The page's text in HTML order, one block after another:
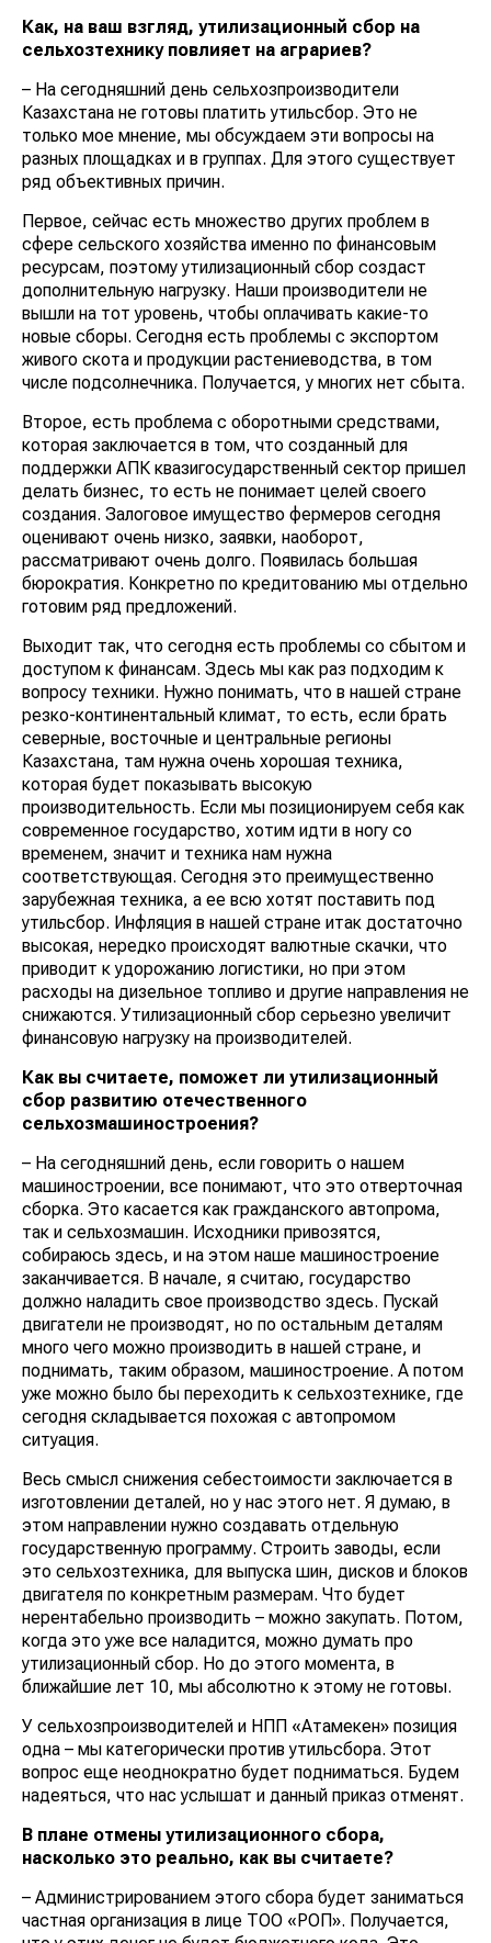
Как, на ваш взгляд, утилизационный сбор на
сельхозтехнику повлияет на аграриев?
– На сегодняшний день сельхозпроизводители
Казахстана не готовы платить утильсбор. Это не
только мое мнение, мы обсуждаем эти вопросы на
разных площадках и в группах. Для этого существует
ряд объективных причин.
Первое, сейчас есть множество других проблем в
сфере сельского хозяйства именно по финансовым
ресурсам, поэтому утилизационный сбор создаст
дополнительную нагрузку. Наши производители не
вышли на тот уровень, чтобы оплачивать какие-то
новые сборы. Сегодня есть проблемы с экспортом
живого скота и продукции растениеводства, в том
числе подсолнечника. Получается, у многих нет сбыта.
Второе, есть проблема с оборотными средствами,
которая заключается в том, что созданный для
поддержки АПК квазигосударственный сектор пришел
делать бизнес, то есть не понимает целей своего
создания. Залоговое имущество фермеров сегодня
оценивают очень низко, заявки, наоборот,
рассматривают очень долго. Появилась большая
бюрократия. Конкретно по кредитованию мы отдельно
готовим ряд предложений.
Выходит так, что сегодня есть проблемы со сбытом и
доступом к финансам. Здесь мы как раз подходим к
вопросу техники. Нужно понимать, что в нашей стране
резко-континентальный климат, то есть, если брать
северные, восточные и центральные регионы
Казахстана, там нужна очень хорошая техника,
которая будет показывать высокую
производительность. Если мы позиционируем себя как
современное государство, хотим идти в ногу со
временем, значит и техника нам нужна
соответствующая. Сегодня это преимущественно
зарубежная техника, а ее всю хотят поставить под
утильсбор. Инфляция в нашей стране итак достаточно
высокая, нередко происходят валютные скачки, что
приводит к удорожанию логистики, но при этом
расходы на дизельное топливо и другие направления не
снижаются. Утилизационный сбор серьезно увеличит
финансовую нагрузку на производителей.
Как вы считаете, поможет ли утилизационный
сбор развитию отечественного
сельхозмашиностроения?
– На сегодняшний день, если говорить о нашем
машиностроении, все понимают, что это отверточная
сборка. Это касается как гражданского автопрома,
так и сельхозмашин. Исходники привозятся,
собираюсь здесь, и на этом наше машиностроение
заканчивается. В начале, я считаю, государство
должно наладить свое производство здесь. Пускай
двигатели не производят, но по остальным деталям
много чего можно производить в нашей стране, и
поднимать, таким образом, машиностроение. А потом
уже можно было бы переходить к сельхозтехнике, где
сегодня складывается похожая с автопромом
ситуация.
Весь смысл снижения себестоимости заключается в
изготовлении деталей, но у нас этого нет. Я думаю, в
этом направлении нужно создавать отдельную
государственную программу. Строить заводы, если
это сельхозтехника, для выпуска шин, дисков и блоков
двигателя по конкретным размерам. Что будет
нерентабельно производить – можно закупать. Потом,
когда это уже все наладится, можно думать про
утилизационный сбор. Но до этого момента, в
ближайшие лет 10, мы абсолютно к этому не готовы.
У сельхозпроизводителей и НПП «Атамекен» позиция
одна – мы категорически против утильсбора. Этот
вопрос еще неоднократно будет подниматься. Будем
надеяться, что нас услышат и данный приказ отменят.
В плане отмены утилизационного сбора,
насколько это реально, как вы считаете?
– Администрированием этого сбора будет заниматься
частная организация в лице ТОО «РОП». Получается,